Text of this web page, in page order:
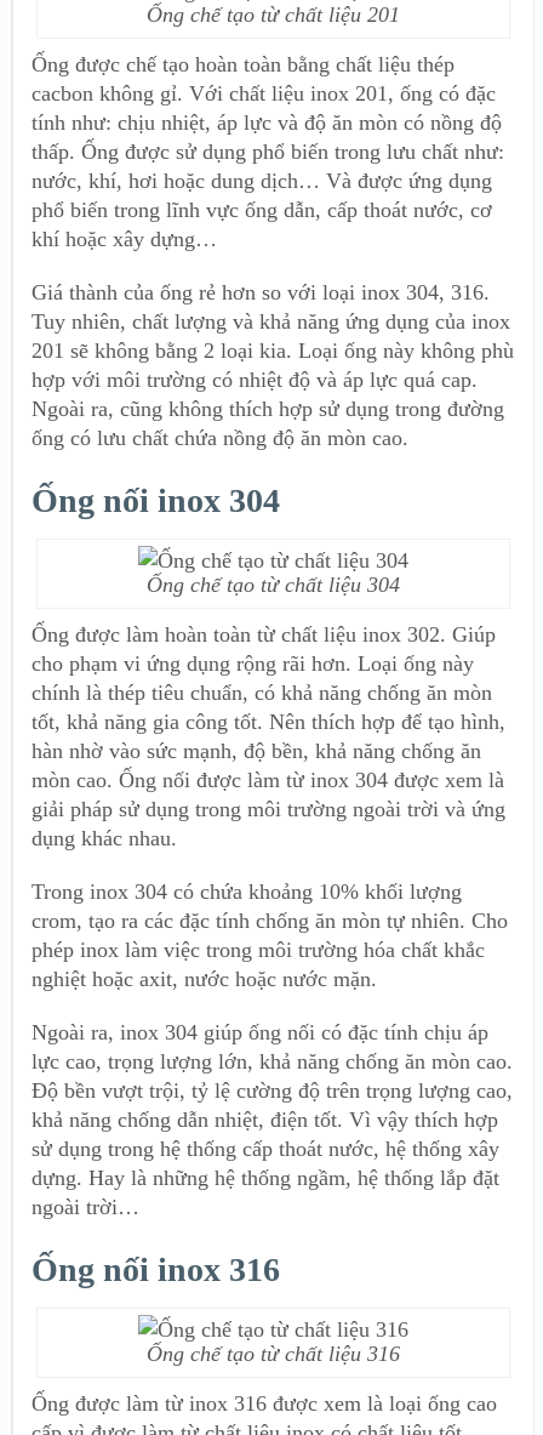
Ống chế tạo từ chất liệu 201
Ống được chế tạo hoàn toàn bằng chất liệu thép
cacbon không gỉ. Với chất liệu inox 201, ống có đặc
tính như: chịu nhiệt, áp lực và độ ăn mòn có nồng độ
thấp. Ống được sử dụng phổ biến trong lưu chất như:
nước, khí, hơi hoặc dung dịch… Và được ứng dụng
phổ biến trong lĩnh vực ống dẫn, cấp thoát nước, cơ
khí hoặc xây dựng…
Giá thành của ống rẻ hơn so với loại inox 304, 316.
Tuy nhiên, chất lượng và khả năng ứng dụng của inox
201 sẽ không bằng 2 loại kia. Loại ống này không phù
hợp với môi trường có nhiệt độ và áp lực quá cap.
Ngoài ra, cũng không thích hợp sử dụng trong đường
ống có lưu chất chứa nồng độ ăn mòn cao.
Ống nối inox 304
Ống chế tạo từ chất liệu 304
Ống được làm hoàn toàn từ chất liệu inox 302. Giúp
cho phạm vi ứng dụng rộng rãi hơn. Loại ống này
chính là thép tiêu chuẩn, có khả năng chống ăn mòn
tốt, khả năng gia công tốt. Nên thích hợp để tạo hình,
hàn nhờ vào sức mạnh, độ bền, khả năng chống ăn
mòn cao. Ống nối được làm từ inox 304 được xem là
giải pháp sử dụng trong môi trường ngoài trời và ứng
dụng khác nhau.
Trong inox 304 có chứa khoảng 10% khối lượng
crom, tạo ra các đặc tính chống ăn mòn tự nhiên. Cho
phép inox làm việc trong môi trường hóa chất khắc
nghiệt hoặc axit, nước hoặc nước mặn.
Ngoài ra, inox 304 giúp ống nối có đặc tính chịu áp
lực cao, trọng lượng lớn, khả năng chống ăn mòn cao.
Độ bền vượt trội, tỷ lệ cường độ trên trọng lượng cao,
khả năng chống dẫn nhiệt, điện tốt. Vì vậy thích hợp
sử dụng trong hệ thống cấp thoát nước, hệ thống xây
dựng. Hay là những hệ thống ngầm, hệ thống lắp đặt
ngoài trời…
Ống nối inox 316
Ống chế tạo từ chất liệu 316
Ống được làm từ inox 316 được xem là loại ống cao